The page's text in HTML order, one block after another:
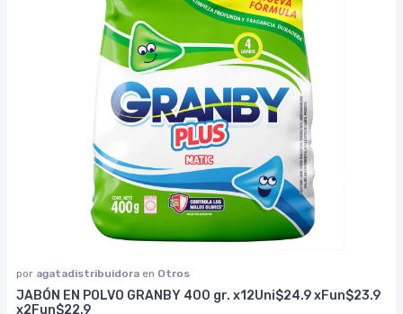
por agatadistribuidora en Otros
JABÓN EN POLVO GRANBY 400 gr. x12Uni$24.9 xFun$23.9
x2Fun$22.9